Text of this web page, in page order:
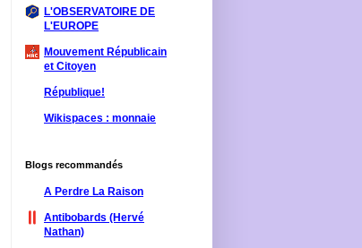
L'OBSERVATOIRE DE
L'EUROPE
Mouvement Républicain
et Citoyen
République!
Wikispaces : monnaie
Blogs recommandés
A Perdre La Raison
Antibobards (Hervé
Nathan)